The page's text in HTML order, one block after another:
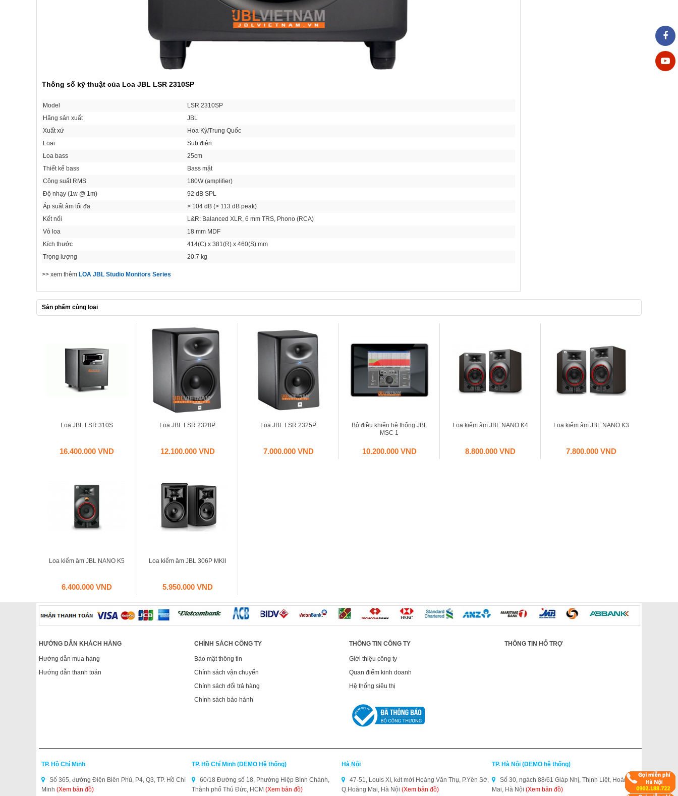
Thông số kỹ thuật của Loa JBL LSR 2310SP
Model
LSR 2310SP
Hãng sản xuất
JBL
Xuất xứ
Hoa Kỳ/Trung Quốc
Loại
Sub điện
Loa bass
25cm
Thiết kế bass
Bass mặt
Công suất RMS
180W (amplifier)
Độ nhạy (1w @ 1m)
92 dB SPL
Áp suất âm tối đa
> 104 dB (> 113 dB peak)
Kết nối
L&R: Balanced XLR, 6 mm TRS, Phono (RCA)
Vỏ loa
18 mm MDF
Kích thước
414(C) x 381(R) x 460(S) mm
Trọng lượng
20.7 kg
>> xem thêm LOA JBL Studio Monitors Series
Sản phẩm cùng loại
Loa JBL LSR 310S
16.400.000 VND
Loa JBL LSR 2328P
12.100.000 VND
Loa JBL LSR 2325P
7.000.000 VND
Bộ điều khiển hệ thống JBL
MSC 1
10.200.000 VND
Loa kiểm âm JBL NANO K4
8.800.000 VND
Loa kiểm âm JBL NANO K3
7.800.000 VND
Loa kiểm âm JBL NANO K5
6.400.000 VND
Loa kiểm âm JBL 306P MKII
5.950.000 VND
HƯỚNG DẪN KHÁCH HÀNG
Hướng dẫn mua hàng
Hướng dẫn thanh toán
CHÍNH SÁCH CÔNG TY
Bảo mật thông tin
Chính sách vận chuyển
Chính sách đổi trả hàng
Chính sách bảo hành
THÔNG TIN CÔNG TY
Giới thiệu công ty
Quan điểm kinh doanh
Hệ thống siêu thị
THÔNG TIN HỖ TRỢ
TP. Hồ Chí Minh
Số 365, đường Điện Biên Phủ, P4, Q3, TP. Hồ Chí
Minh (Xem bản đồ)
TP. Hồ Chí Minh (DEMO Hệ thống)
60/18 Đường số 18, Phường Hiệp Bình Chánh,
Thành phố Thủ Đức, HCM (Xem bản đồ)
Hà Nội
47-51, Louis XI, kđt mới Hoàng Văn Thụ, P.Yên Sở,
Q.Hoàng Mai, Hà Nội (Xem bản đồ)
TP. Hà Nội (DEMO hệ thống)
Số 30, ngách 88/61 Giáp Nhị, Thịnh Liệt, Hoàng
Mai, Hà Nội (Xem bản đồ)